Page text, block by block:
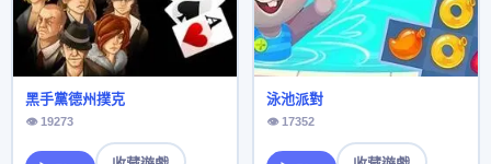
黑手黨德州撲克
👁 19273
泳池派對
👁 17352